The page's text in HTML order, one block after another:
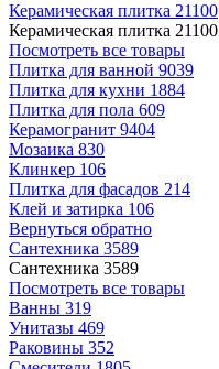
Керамическая плитка 21100
Керамическая плитка 21100
Посмотреть все товары
Плитка для ванной 9039
Плитка для кухни 1884
Плитка для пола 609
Керамогранит 9404
Мозаика 830
Клинкер 106
Плитка для фасадов 214
Клей и затирка 106
Вернуться обратно
Сантехника 3589
Сантехника 3589
Посмотреть все товары
Ванны 319
Унитазы 469
Раковины 352